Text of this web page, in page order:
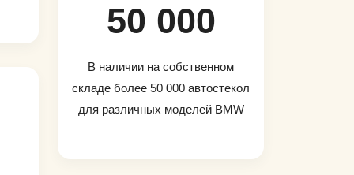
50 000
В наличии на собственном
складе более 50 000 автостекол
для различных моделей BMW